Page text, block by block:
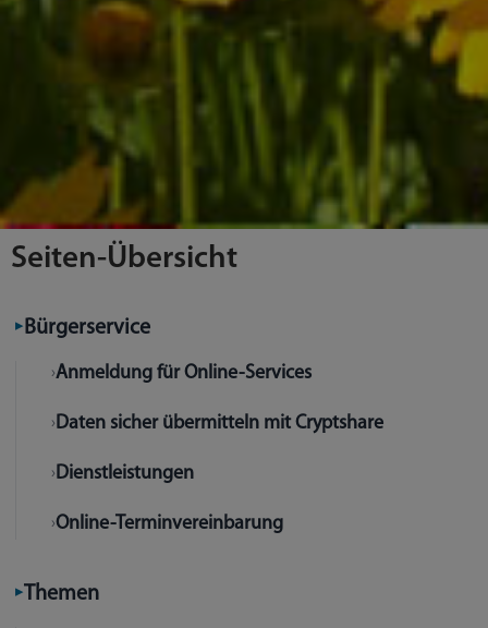
Seiten-Übersicht
Bürgerservice
Anmeldung für Online-Services
Daten sicher übermitteln mit Cryptshare
Dienstleistungen
Online-Terminvereinbarung
Themen